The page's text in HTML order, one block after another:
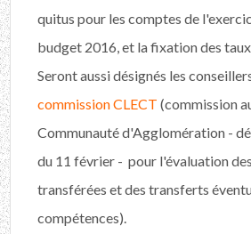
quitus pour les comptes de
budget 2016, et la fixation des
Seront aussi désignés les
commission CLECT (commission
Communauté d'Agglomération -
du 11 février - pour l'évaluation
transférées et des transferts
compétences).